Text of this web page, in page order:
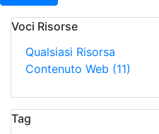
Voci Risorse
Qualsiasi Risorsa
Contenuto Web (11)
Tag